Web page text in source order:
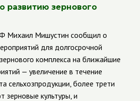
развитию зернового
Михаил Мишустин сообщил о
для долгосрочной
комплекса на ближайшие
— увеличение в течение
сельхозпродукции, более трети
зерновые культуры, и